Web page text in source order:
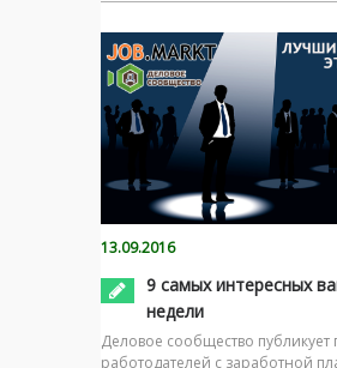
13.09.2016
9 самых интересных
недели
Деловое сообщество
работодателей с заработной